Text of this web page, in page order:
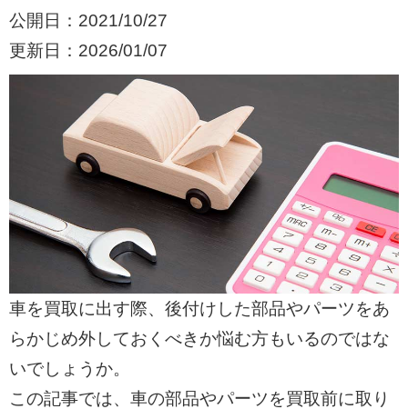
公開日： 2021/10/27
更新日： 2026/01/07
車を買取に出す際、後付けした部品やパーツをあ
らかじめ外しておくべきか悩む方もいるのではな
いでしょうか。
この記事では、車の部品やパーツを買取前に取り